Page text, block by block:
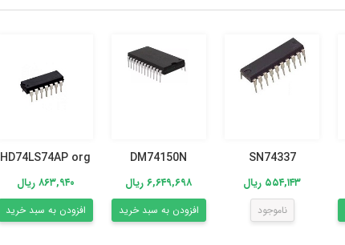
SN74337
۵۵۴,۱۴۳ ریال
ناموجود
DM74150N
۶,۶۴۹,۶۹۸ ریال
افزودن به سبد خرید
HD74LS74AP org
۸۶۳,۹۴۰ ریال
افزودن به سبد خرید